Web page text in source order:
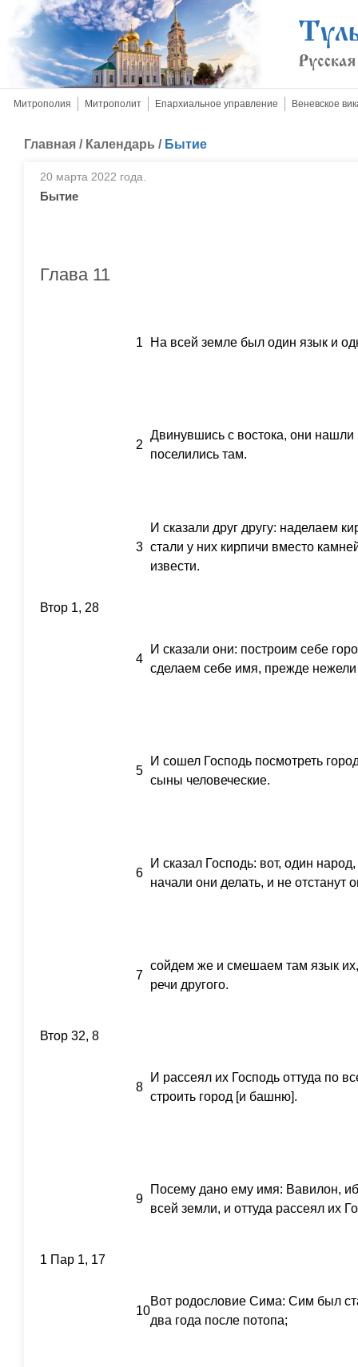
Митрополия Митрополит Епархиальное управление Веневское
Главная / Календарь / Бытие
20 марта 2022 года.
Бытие
Глава 11
1 На всей земле был один язык и
2
Двинувшись с востока, они
поселились там.
3
И сказали друг другу: наделаем
стали у них кирпичи вместо
извести.
Втор 1, 28
4
И сказали они: построим себе
сделаем себе имя, прежде
5
И сошел Господь посмотреть
сыны человеческие.
6
И сказал Господь: вот, один
начали они делать, и не отстанут
7
сойдем же и смешаем там язык
речи другого.
Втор 32, 8
8
И рассеял их Господь оттуда по
строить город [и башню].
9
Посему дано ему имя: Вавилон,
всей земли, и оттуда рассеял их
1 Пар 1, 17
10
Вот родословие Сима: Сим был
два года после потопа;